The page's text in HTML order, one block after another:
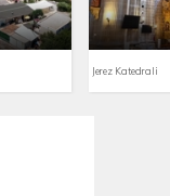
Jerez Katedrali